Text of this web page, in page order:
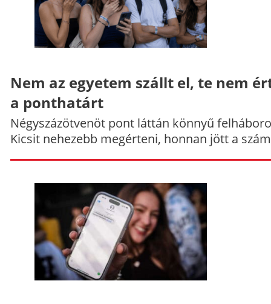
Nem az egyetem szállt el, te nem
a ponthatárt
Négyszázötvenöt pont láttán könnyű
Kicsit nehezebb megérteni, honnan jött a